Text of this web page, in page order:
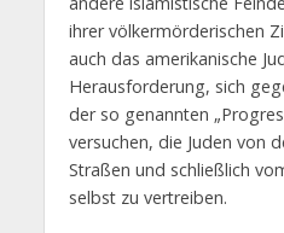
ihrer völkermörderischen
auch das amerikanische
Herausforderung, sich
der so genannten
versuchen, die Juden von
Straßen und schließlich
selbst zu vertreiben.